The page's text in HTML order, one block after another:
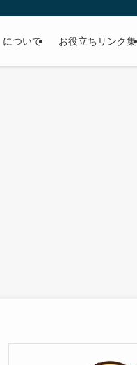
について お役立ちリンク集